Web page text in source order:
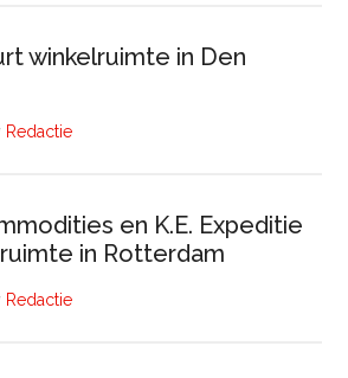
winkelruimte in Den
Redactie
en K.E. Expeditie
in Rotterdam
Redactie